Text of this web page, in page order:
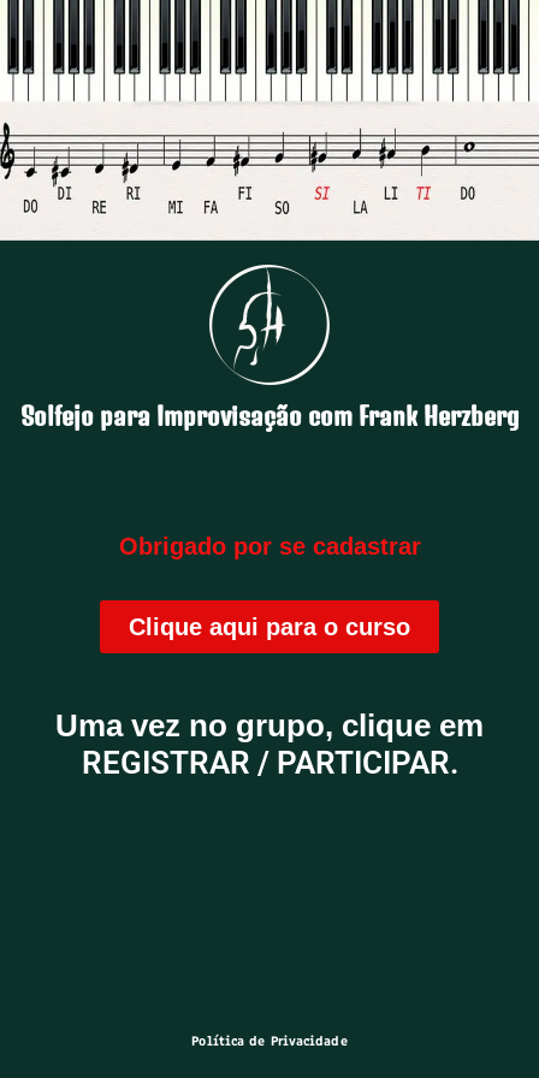
Solfejo para Improvisação com Frank Herzberg
Obrigado por se cadastrar
Clique aqui para o curso
Uma vez no grupo, clique em
REGISTRAR / PARTICIPAR.
Política de Privacidade